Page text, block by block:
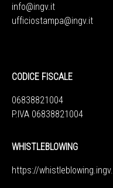
info@ingv.it
ufficiostampa@ingv.it
CODICE FISCALE
06838821004
P.IVA 06838821004
WHISTLEBLOWING
https://whistleblowing.ingv.